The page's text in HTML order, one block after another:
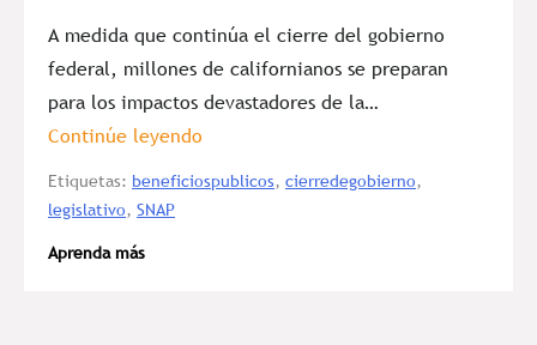
A medida que continúa el cierre del gobierno
federal, millones de californianos se preparan
para los impactos devastadores de la…
Continúe leyendo
Etiquetas: beneficiospublicos, cierredegobierno,
legislativo, SNAP
Aprenda más